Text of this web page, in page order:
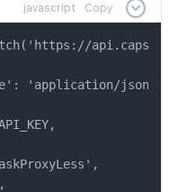
javascript Copy
'application/json'